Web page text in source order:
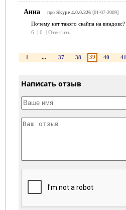
Анна про Skype 4.0.0.226[01-07-2009]
Почему нет такого скайпа на виндовс?
6
| 6 | Ответить
1 ... 37 38 39 40 41
Написать отзыв